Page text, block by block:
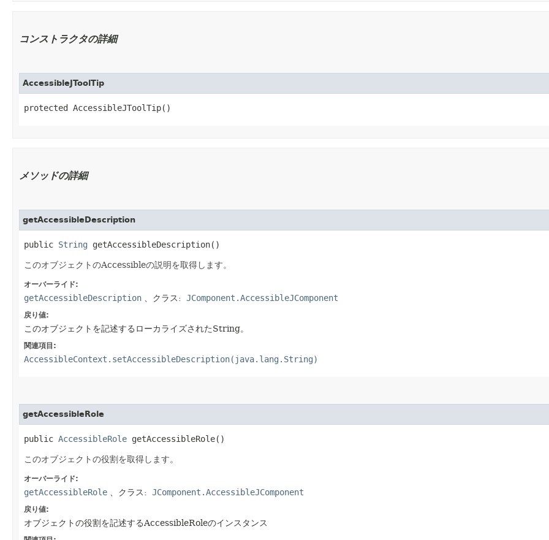
コンストラクタの詳細
AccessibleJToolTip
protected AccessibleJToolTip()
メソッドの詳細
getAccessibleDescription
public String getAccessibleDescription()
このオブジェクトのAccessibleの説明を取得します。
オーバーライド:
getAccessibleDescription 、クラス: JComponent.AccessibleJComponent
戻り値:
このオブジェクトを記述するローカライズされたString。
関連項目:
AccessibleContext.setAccessibleDescription(java.lang.String)
getAccessibleRole
public AccessibleRole getAccessibleRole()
このオブジェクトの役割を取得します。
オーバーライド:
getAccessibleRole 、クラス: JComponent.AccessibleJComponent
戻り値:
オブジェクトの役割を記述するAccessibleRoleのインスタンス